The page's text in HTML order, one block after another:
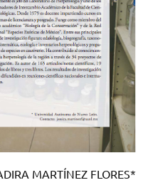
MARTÍNEZ FLORES*